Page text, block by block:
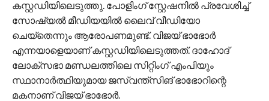
കസ്റ്റഡിയിലെടുത്തു. പോളിംഗ് സ്റ്റേഷനില്‍ പ്രവേശിച്ച്
സോഷ്യല്‍ മീഡിയയില്‍ ലൈവ് വീഡിയോ
ചെയ്തെന്നും ആരോപണമുണ്ട്. വിജയ് ഭാഭോര്‍
എന്നയാളെയാണ് കസ്റ്റഡിയിലെടുത്തത്. ദാഹോദ്
ലോക്‌സഭാ മണ്ഡലത്തിലെ സിറ്റിംഗ് എംപിയും
സ്ഥാനാര്‍ത്ഥിയുമായ ജസ്വന്ത്‌സിങ് ഭാഭോറിന്റെ
മകനാണ് വിജയ് ഭാഭോര്‍.